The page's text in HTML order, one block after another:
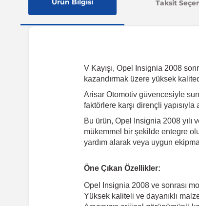
Ürün Bilgisi Taksit
V Kayışı, Opel Insignia 2008
kazandırmak üzere yüksek
Arisar Otomotiv güvencesiyle
faktörlere karşı dirençli yapısıyla
Bu ürün, Opel Insignia 2008 yılı
mükemmel bir şekilde entegre
yardım alarak veya uygun
Öne Çıkan Özellikler:
Opel Insignia 2008 ve sonrası
Yüksek kaliteli ve dayanıklı